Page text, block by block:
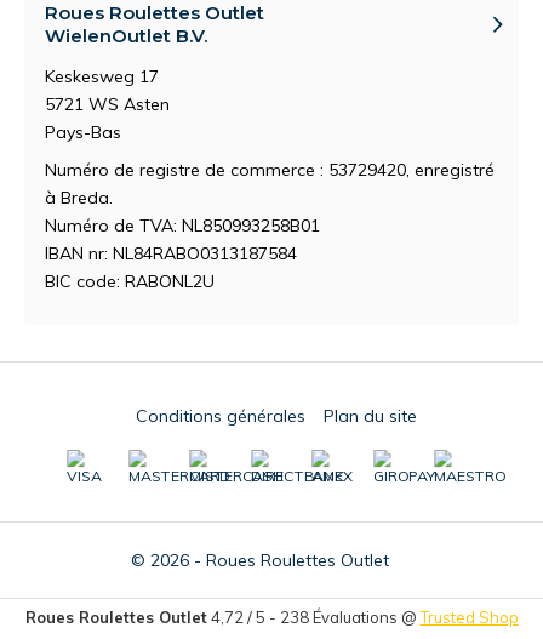
Roues Roulettes Outlet
WielenOutlet B.V.
Keskesweg 17
5721 WS Asten
Pays-Bas
Numéro de registre de commerce : 53729420, enregistré
à Breda.
Numéro de TVA: NL850993258B01
IBAN nr: NL84RABO0313187584
BIC code: RABONL2U
© 2026 - Roues Roulettes Outlet
Conditions générales Plan du site
Roues Roulettes Outlet 4,72 /5 - 238Évaluations @Trusted Shop